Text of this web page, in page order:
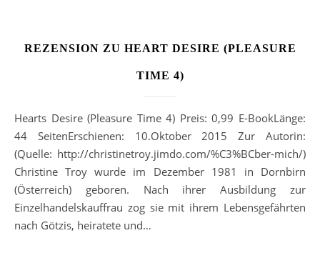
REZENSION ZU HEART DESIRE (PLEASURE
TIME 4)
Hearts Desire (Pleasure Time 4) Preis: 0,99 E-BookLänge:
44 SeitenErschienen: 10.Oktober 2015 Zur Autorin:
(Quelle: http://christinetroy.jimdo.com/%C3%BCber-mich/)
Christine Troy wurde im Dezember 1981 in Dornbirn
(Österreich) geboren. Nach ihrer Ausbildung zur
Einzelhandelskauffrau zog sie mit ihrem Lebensgefährten
nach Götzis, heiratete und…